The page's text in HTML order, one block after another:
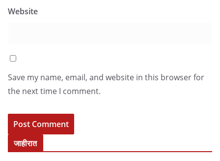
Website
Save my name, email, and website in this browser for
the next time I comment.
जाहीरात